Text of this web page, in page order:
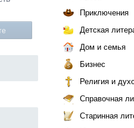
Приключения
Детская
Дом и семья
Бизнес
Религия и
Справочная
Старинная